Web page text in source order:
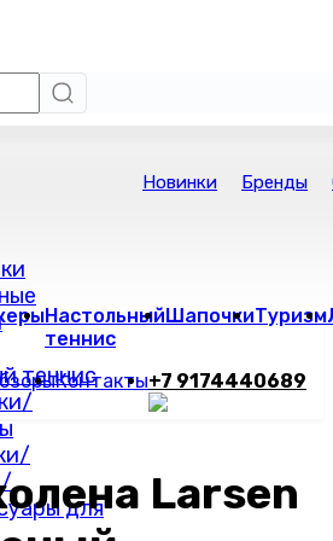
теннис
для
Новинки Бренды
Настольный
теннис
ШапочкиТуризм
Контакты+7 9174440689
Larsen